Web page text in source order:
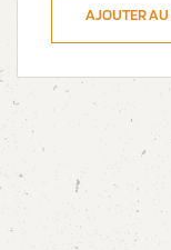
AJOUTER AU